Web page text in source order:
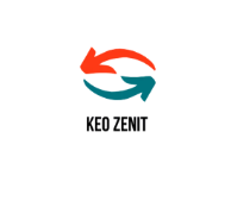
съдържанието